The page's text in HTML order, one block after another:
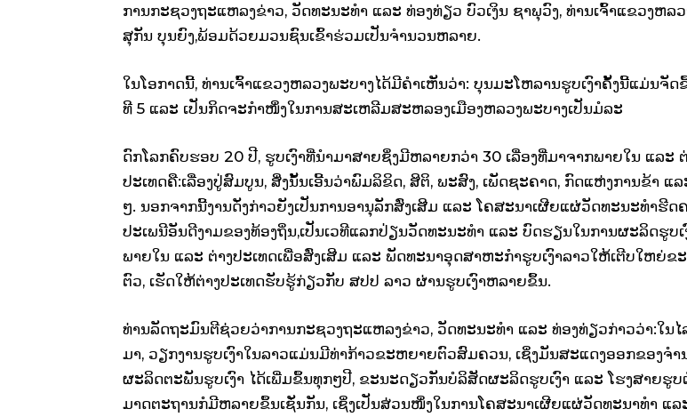
ການກະຊວງຖະແຫລງຂ່າວ, ວັດທະນະທໍາ ແລະ ທ່ອງທ່ຽວ ບົວເງິນ ຊາພຸວົງ, ທ່ານເຈົ້າແຂວງຫລວ
ສຸກັນ ບຸນຍົງ,ພ້ອມດ້ວຍມວນຊົນເຂົ້າຮ່ວມເປັນຈໍານວນຫລາຍ.
ໃນໂອກາດນີ້, ທ່ານເຈົ້າແຂວງຫລວງພະບາງໄດ້ມີຄໍາເຫັນວ່າ: ບຸນມະໂຫລານຮູບເງົາຄັ້ງນີ້​ແມ່ນຈັດ
ທີ 5 ​ແລະ ​ເປັນ​ກິດຈະກຳໜຶ່ງ​ໃນ​ການສະ​ເຫລີ​ມສະຫລອງ​ເມືອງ​ຫລວງ​ພະ​ບາງເປັນ​ມໍ​ລະ​
ດົກ​ໂລກຄົບຮອບ 20 ປີ, ​ຮູບ​ເງົາ​ທີ່​ນຳ​ມາ​ສາຍຊຶ່ງມີຫລາຍ​ກວ່າ 30 ​ເລື່ອງທີ່ມາຈາກພາຍໃນ ແລະ
ປະເທດຄື:ເລື່ອງປູ່​ສົມບູນ, ສິ່ງ​ນັ້ນ​ເອີ້ນ​ວ່າ​ພົມລິ​ຂິດ, ສິຕິ, ພະສົງ, ​ເພັດ​ຊະ​ຄາດ, ກົດ​ແຫ່ງ​ການ​ຂ້າ ​ແ
ໆ. ນອກຈາກນີ້ງານດັ່ງກ່າວຍັງເປັນການອານຸລັກສົ່ງເສີມ ແລະ ໂຄສະນາເຜີຍແຜ່ວັດທະນະທຳຮີດ
ປະເພນີອັນດີງາມຂອງທ້ອງຖິ່ນ,ເປັນເວທີແລກປ່ຽນວັດທະນະທຳ ແລະ ບົດຮຽນໃນການຜະລິດຮູບເ
ພາຍໃນ ແລະ ຕ່າງປະເທດເພື່ອສົ່ງເສີມ ແລະ ພັດທະນາອຸດສາຫະກຳຮູບເງົາລາວໃຫ້ເຕີບໃຫຍ່ຂ
ຕົວ, ເຮັດໃຫ້ຕ່າງປະເທດຮັບຮູ້ກ່ຽວກັບ ສປປ ລາວ ຜ່ານຮູບເງົາຫລາຍຂຶ້ນ.
ທ່ານລັດຖະມົນຕີຊ່ວຍວ່າການກະຊວງຖະແຫລງຂ່າວ, ວັດທະນະທໍາ ແລະ ທ່ອງທ່ຽວກ່າວວ່າ:​ໃນ​
ມາ, ວຽກງານ​ຮູບ​ເງົາ​ໃນ​ລາວ​ແມ່ນ​ມີ​ທ່າ​ກ້າວ​ຂະຫຍາຍຕົວ​ສົມ​ຄວນ, ​ເຊິ່ງມັນ​ສະ​ແດງ​ອອກຂອງ​ຈຳ
ຜະລິດ​ຕະພັນ​ຮູບ​ເງົາ ​ໄດ້​ເພີ່ມ​ຂຶ້ນ​ທຸກໆປີ​, ຂະນະດຽວກັນບໍລິສັດຜະລິດຮູບເງົາ ແລະ ໂຮງສາຍຮູບ
ມາດຕະຖານກໍມີຫລາຍຂຶ້ນເຊັ່ນກັນ, ເຊິ່ງເປັນສ່ວນໜຶ່ງໃນການໂຄສະນາເຜີຍແຜ່ວັດທະນາທໍາ ແລ